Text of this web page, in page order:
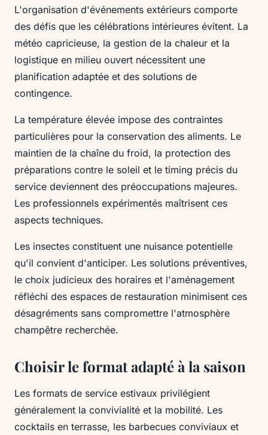
L'organisation d'événements extérieurs comporte
des défis que les célébrations intérieures évitent. La
météo capricieuse, la gestion de la chaleur et la
logistique en milieu ouvert nécessitent une
planification adaptée et des solutions de
contingence.
La température élevée impose des contraintes
particulières pour la conservation des aliments. Le
maintien de la chaîne du froid, la protection des
préparations contre le soleil et le timing précis du
service deviennent des préoccupations majeures.
Les professionnels expérimentés maîtrisent ces
aspects techniques.
Les insectes constituent une nuisance potentielle
qu'il convient d'anticiper. Les solutions préventives,
le choix judicieux des horaires et l'aménagement
réfléchi des espaces de restauration minimisent ces
désagréments sans compromettre l'atmosphère
champêtre recherchée.
Choisir le format adapté à la saison
Les formats de service estivaux privilégient
généralement la convivialité et la mobilité. Les
cocktails en terrasse, les barbecues conviviaux et